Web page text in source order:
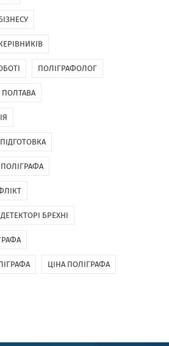
ПОЛІГРАФОЛОГ
БРЕХНІ
ЦІНА ПОЛІГРАФА